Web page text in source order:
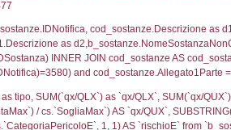
WHERE
sql: SELECT
f_territori_limitrofi.DescAltro